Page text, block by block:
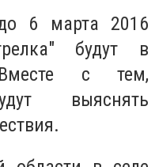
6 марта 2016
будут в
с тем,
выяснять